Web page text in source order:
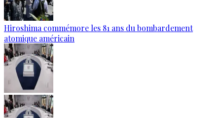
Hiroshima commémore les 81 ans du bombardement
atomique américain